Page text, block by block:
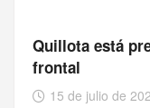
Quillota está
frontal
15 de julio de